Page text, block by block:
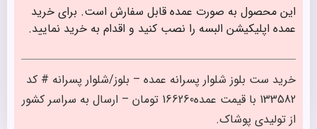
این محصول به صورت عمده قابل سفارش است. برای خرید
عمده اپلیکیشن البسه را نصب کنید و اقدام به خرید نمایید.
خرید ست بلوز شلوار پسرانه عمده – بلوز/شلوار پسرانه # کد
133582 با قیمت عمده166260 تومان – ارسال به سراسر کشور
از تولیدی پوشاک.